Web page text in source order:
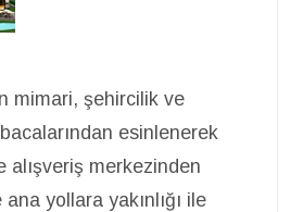
mimari, şehircilik ve
esinlenerek
alışveriş merkezinden
yollara yakınlığı ile